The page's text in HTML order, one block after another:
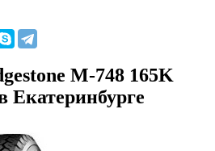
M-748 165K
Екатеринбурге